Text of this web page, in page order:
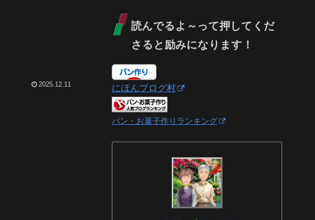
2025.12.11
読んでるよ～って押してくだ
さると励みになります！
にほんブログ村
パン・お菓子作りランキング